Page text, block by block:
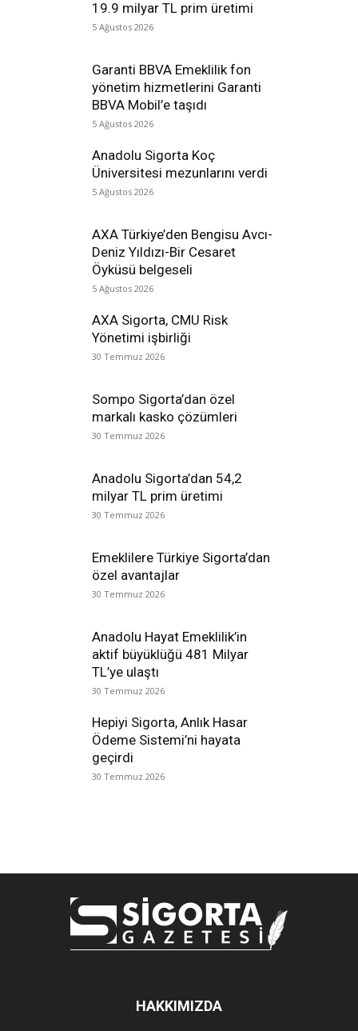
19.9 milyar TL prim üretimi
5 Ağustos 2026
Garanti BBVA Emeklilik fon
yönetim hizmetlerini Garanti
BBVA Mobil’e taşıdı
5 Ağustos 2026
Anadolu Sigorta Koç
Üniversitesi mezunlarını verdi
5 Ağustos 2026
AXA Türkiye’den Bengisu Avcı-
Deniz Yıldızı-Bir Cesaret
Öyküsü belgeseli
5 Ağustos 2026
AXA Sigorta, CMU Risk
Yönetimi işbirliği
30 Temmuz 2026
Sompo Sigorta’dan özel
markalı kasko çözümleri
30 Temmuz 2026
Anadolu Sigorta’dan 54,2
milyar TL prim üretimi
30 Temmuz 2026
Emeklilere Türkiye Sigorta’dan
özel avantajlar
30 Temmuz 2026
Anadolu Hayat Emeklilik’in
aktif büyüklüğü 481 Milyar
TL’ye ulaştı
30 Temmuz 2026
Hepiyi Sigorta, Anlık Hasar
Ödeme Sistemi’ni hayata
geçirdi
30 Temmuz 2026
HAKKIMIZDA